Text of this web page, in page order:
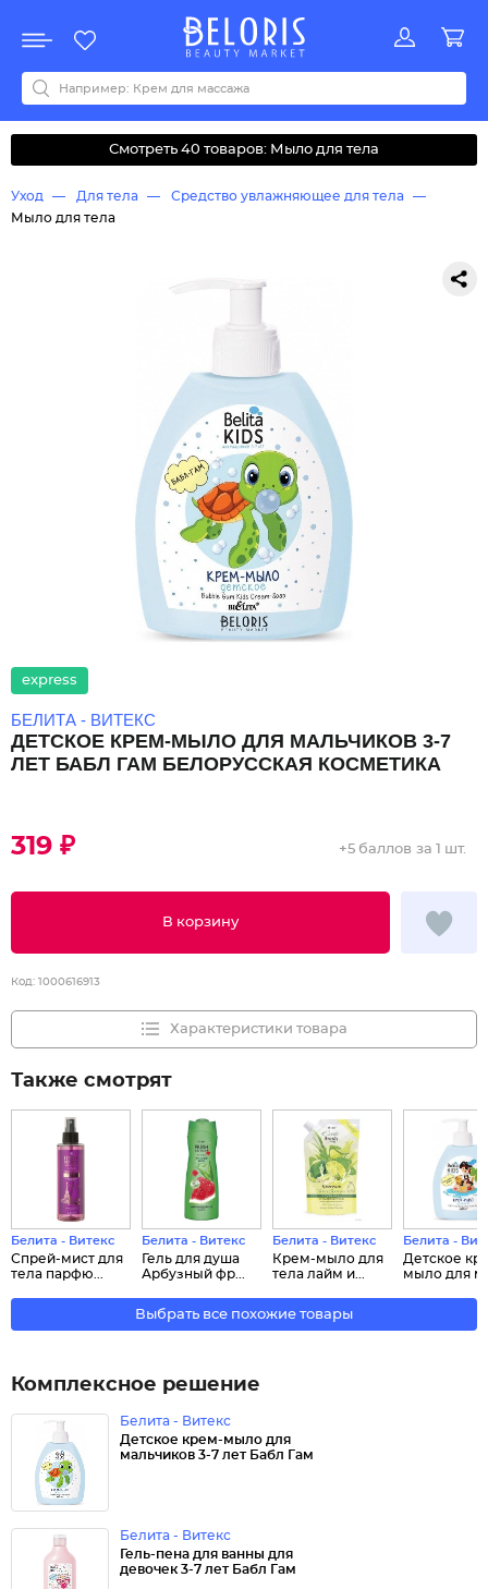
Акции
Все бренды
0-9ABCDEFGHIJKLMNOPQRSTUVWYZАБВДЗИМОКЛНПРСТУФ
Смотреть 40 товаров: Мыло для тела
Уход Для тела
Средство увлажняющее для тела
Мыло для тела
express
БЕЛИТА - ВИТЕКС
ДЕТСКОЕ КРЕМ-МЫЛО ДЛЯ МАЛЬЧИКОВ 3-7
ЛЕТ БАБЛ ГАМ БЕЛОРУССКАЯ КОСМЕТИКА
319 ₽
В корзину
+5 баллов за 1 шт.
Код: 1000616913
Характеристики товара
Также смотрят
Белита - Витекс
Спрей-мист для
тела парфю...
Белита - Витекс
Гель для душа
Арбузный фр...
Белита - Витекс
Крем-мыло для
тела лайм и...
Белита -
Детское
мыло для
Выбрать все похожие товары
Комплексное решение
Белита - Витекс
Детское крем-мыло для
мальчиков 3-7 лет Бабл Гам
Белита - Витекс
Гель-пена для ванны для
девочек 3-7 лет Бабл Гам